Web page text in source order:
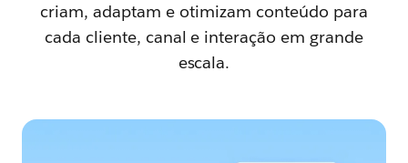
criam, adaptam e otimizam conteúdo para
cada cliente, canal e interação em grande
escala.